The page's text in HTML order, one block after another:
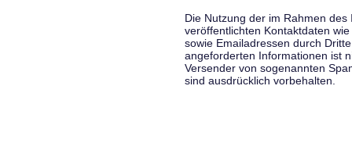
Die Nutzung der im Rahmen
veröffentlichten Kontaktdaten
sowie Emailadressen durch
angeforderten Informationen ist
Versender von sogenannten
sind ausdrücklich vorbehalten.